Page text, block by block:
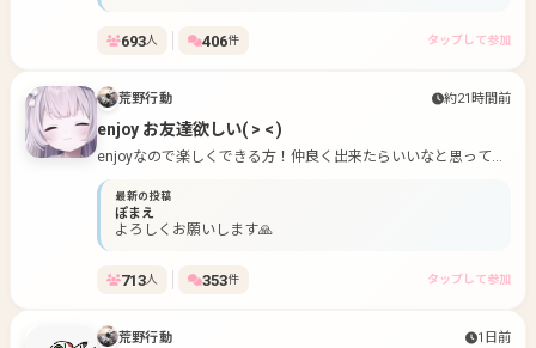
693人 406件 タップして参加
荒野行動 約21時間前
enjoy お友達欲しい( > < )
enjoyなので楽しくできる方！仲良く出来たらいいなと思ってま
す！
最新の投稿
ぽまえ
よろしくお願いします🙏
713人 353件 タップして参加
荒野行動 1日前